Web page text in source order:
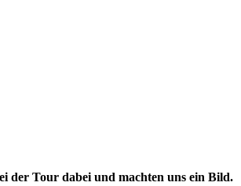
der Tour dabei und machten uns ein Bild.